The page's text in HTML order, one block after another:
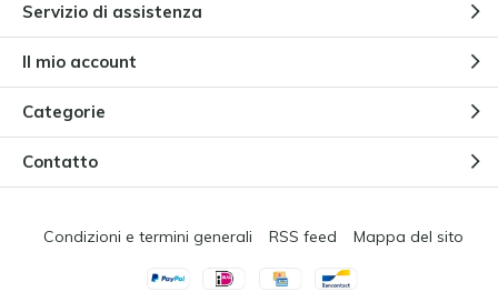
Servizio di assistenza
Il mio account
Categorie
Contatto
Condizioni e termini generali RSS feed Mappa del sito